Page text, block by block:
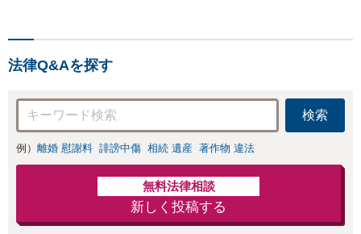
法律Q&Aを探す
検索
例） 離婚 慰謝料 誹謗中傷 相続 遺産 著作物 違法
無料法律相談
新しく投稿する